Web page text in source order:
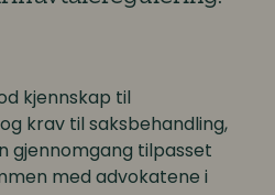
kjennskap til
krav til saksbehandling,
gjennomgang tilpasset
med advokatene i